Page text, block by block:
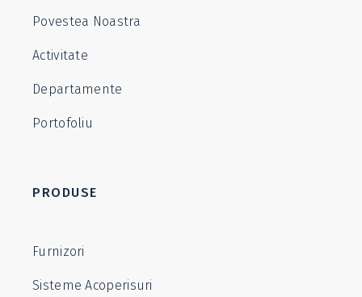
Povestea Noastra
Activitate
Departamente
Portofoliu
PRODUSE
Furnizori
Sisteme Acoperisuri